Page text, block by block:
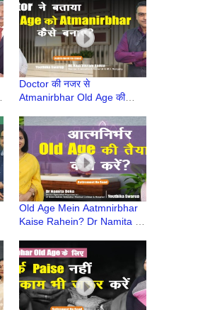
Doctor की नजर से
Atmanirbhar Old Age की
Ke Baad | Atmnirbhar Old
Age
Old Age Mein Aatmnirbhar
Kaise Rahein? Dr Namita |
Atmnirbhar Old Age की तैयारी